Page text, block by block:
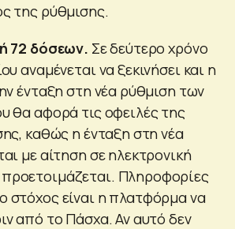
της ρύθμισης.
72 δόσεων. Σε δεύτερο χρόνο
αναμένεται να ξεκινήσει και η
ένταξη στη νέα ρύθμιση των
θα αφορά τις οφειλές της
καθώς η ένταξη στη νέα
με αίτηση σε ηλεκτρονική
Πληροφορίες
στόχος είναι η πλατφόρμα να
από το Πάσχα. Αν αυτό δεν